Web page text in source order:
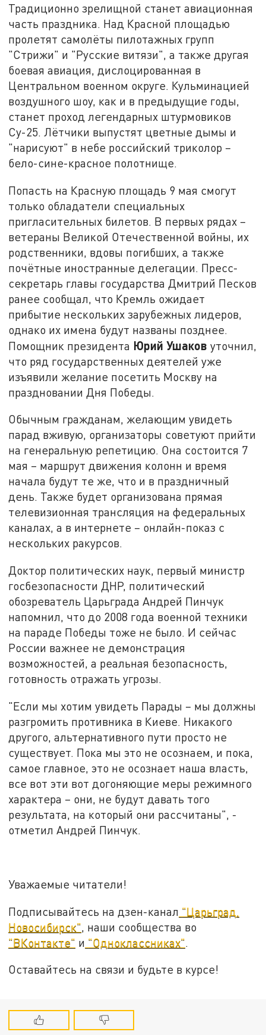
Традиционно зрелищной станет авиационная
часть праздника. Над Красной площадью
пролетят самолёты пилотажных групп
"Стрижи" и "Русские витязи", а также другая
боевая авиация, дислоцированная в
Центральном военном округе. Кульминацией
воздушного шоу, как и в предыдущие годы,
станет проход легендарных штурмовиков
Су-25. Лётчики выпустят цветные дымы и
"нарисуют" в небе российский триколор –
бело-сине-красное полотнище.
Попасть на Красную площадь 9 мая смогут
только обладатели специальных
пригласительных билетов. В первых рядах –
ветераны Великой Отечественной войны, их
родственники, вдовы погибших, а также
почётные иностранные делегации. Пресс-
секретарь главы государства Дмитрий Песков
ранее сообщал, что Кремль ожидает
прибытие нескольких зарубежных лидеров,
однако их имена будут названы позднее.
Помощник президента Юрий Ушаков уточнил,
что ряд государственных деятелей уже
изъявили желание посетить Москву на
праздновании Дня Победы.
Обычным гражданам, желающим увидеть
парад вживую, организаторы советуют прийти
на генеральную репетицию. Она состоится 7
мая – маршрут движения колонн и время
начала будут те же, что и в праздничный
день. Также будет организована прямая
телевизионная трансляция на федеральных
каналах, а в интернете – онлайн-показ с
нескольких ракурсов.
Доктор политических наук, первый министр
госбезопасности ДНР, политический
обозреватель Царьграда Андрей Пинчук
напомнил, что до 2008 года военной техники
на параде Победы тоже не было. И сейчас
России важнее не демонстрация
возможностей, а реальная безопасность,
готовность отражать угрозы.
"Если мы хотим увидеть Парады – мы должны
разгромить противника в Киеве. Никакого
другого, альтернативного пути просто не
существует. Пока мы это не осознаем, и пока,
самое главное, это не осознает наша власть,
все вот эти вот догоняющие меры режимного
характера – они, не будут давать того
результата, на который они рассчитаны", -
отметил Андрей Пинчук.
Уважаемые читатели!
Подписывайтесь на дзен-канал "Царьград.
Новосибирск", наши сообщества во
"ВКонтакте" и "Одноклассниках".
Оставайтесь на связи и будьте в курсе!